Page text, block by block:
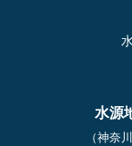
水源
（神奈